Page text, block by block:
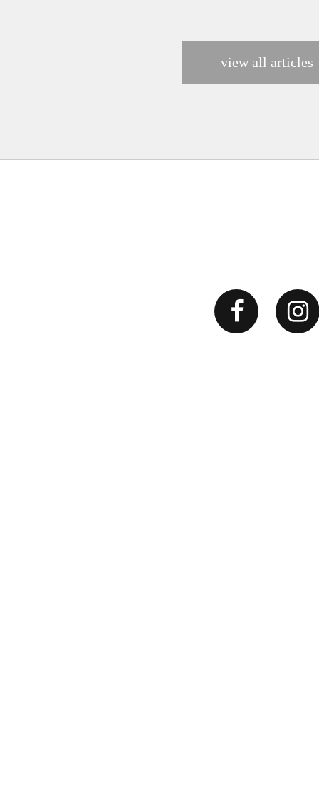
view all articles